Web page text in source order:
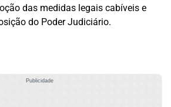
das medidas legais cabíveis e
do Poder Judiciário.
Publicidade